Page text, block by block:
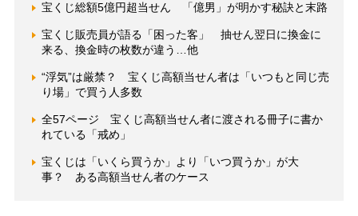
宝くじ総額5億円超当せん 「億男」が明かす秘訣と末路
宝くじ販売員が語る「困った客」 抽せん翌日に換金に
来る、換金時の枚数が違う…他
“浮気”は厳禁？ 宝くじ高額当せん者は「いつもと同じ売
り場」で買う人多数
全57ページ 宝くじ高額当せん者に渡される冊子に書か
れている「戒め」
宝くじは「いくら買うか」より「いつ買うか」が大
事？ ある高額当せん者のケース